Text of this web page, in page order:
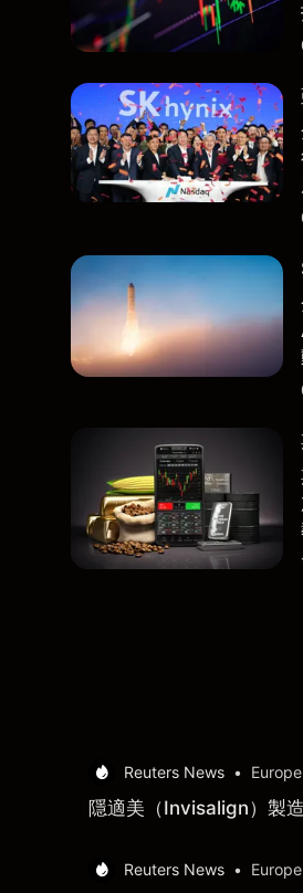
Reuters News • Europe
隱適美（Invisalign）製
Reuters News • Europe